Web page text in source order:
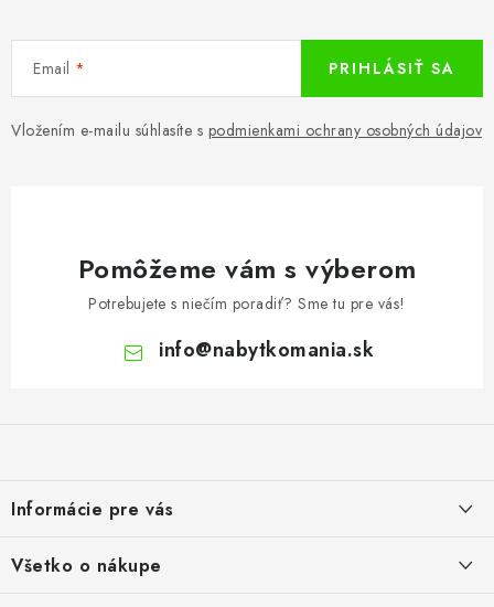
Email
Vložením e-mailu súhlasíte s podmienkami ochrany osobných údajov
PRIHLÁSIŤ SA
Pomôžeme vám s výberom
Potrebujete s niečím poradiť? Sme tu pre vás!
info@nabytkomania.sk
äInformácie pre vás
Všetko o nákupe